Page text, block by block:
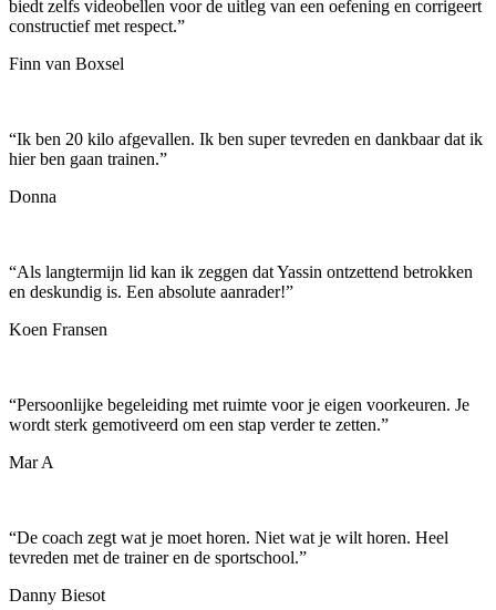
biedt zelfs videobellen voor de uitleg van een oefening en corrigeert
constructief met respect.”
Finn van Boxsel
“Ik ben 20 kilo afgevallen. Ik ben super tevreden en dankbaar dat ik
hier ben gaan trainen.”
Donna
“Als langtermijn lid kan ik zeggen dat Yassin ontzettend betrokken
en deskundig is. Een absolute aanrader!”
Koen Fransen
“Persoonlijke begeleiding met ruimte voor je eigen voorkeuren. Je
wordt sterk gemotiveerd om een stap verder te zetten.”
Mar A
“De coach zegt wat je moet horen. Niet wat je wilt horen. Heel
tevreden met de trainer en de sportschool.”
Danny Biesot